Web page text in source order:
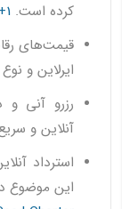
کرده است.
قیمت‌های
ایرلاین و
رزرو آنی و
آنلاین و
استرداد
این موضوع